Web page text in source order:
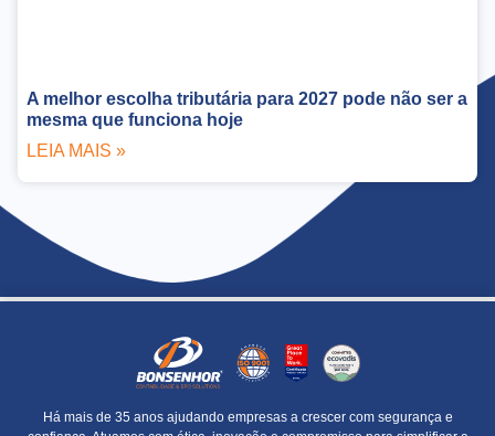
A melhor escolha tributária para 2027 pode não ser a
mesma que funciona hoje
LEIA MAIS »
Há mais de 35 anos ajudando empresas a crescer com segurança e